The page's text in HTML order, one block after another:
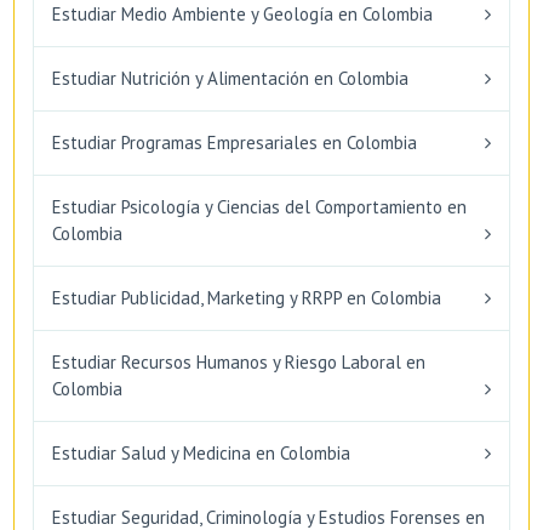
Estudiar Medio Ambiente y Geología en Colombia
Estudiar Nutrición y Alimentación en Colombia
Estudiar Programas Empresariales en Colombia
Estudiar Psicología y Ciencias del Comportamiento en
Colombia
Estudiar Publicidad, Marketing y RRPP en Colombia
Estudiar Recursos Humanos y Riesgo Laboral en
Colombia
Estudiar Salud y Medicina en Colombia
Estudiar Seguridad, Criminología y Estudios Forenses en